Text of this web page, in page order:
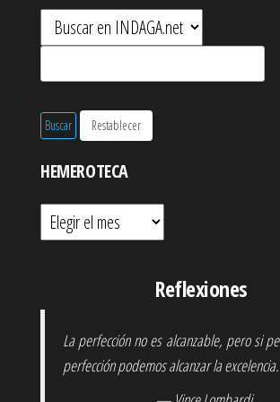
HEMEROTECA
Hemeroteca
Reflexiones
La perfección no es alcanzable, pero si
perfección podemos alcanzar la excelencia.